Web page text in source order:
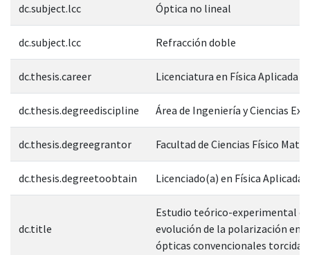
dc.subject.lcc Óptica no lineal
dc.subject.lcc Refracción doble
dc.thesis.career Licenciatura en Física Aplicada
dc.thesis.degreediscipline Área de Ingeniería y Ciencias
dc.thesis.degreegrantor Facultad de Ciencias Físico
dc.thesis.degreetoobtain Licenciado(a) en Física Aplicada
dc.title
Estudio teórico-experimental
evolución de la polarización en
ópticas convencionales torcidas